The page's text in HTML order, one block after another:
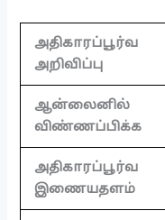
அதிகாரப்பூர்வ
அறிவிப்பு
ஆன்லைனில்
விண்ணப்பிக்க
அதிகாரப்பூர்வ
இணையதளம்